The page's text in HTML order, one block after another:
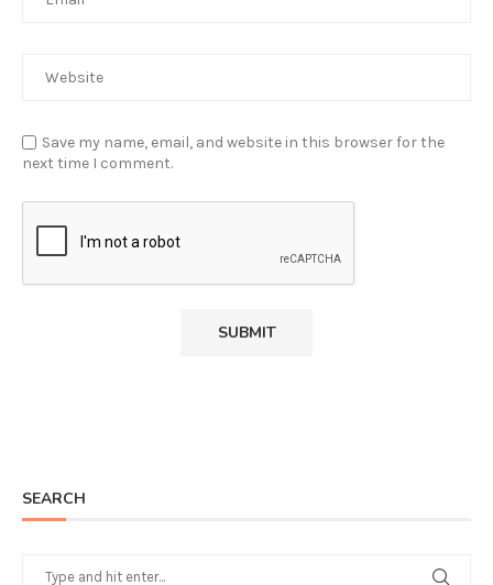
Save my name, email, and website in this browser for the
next time I comment.
SEARCH